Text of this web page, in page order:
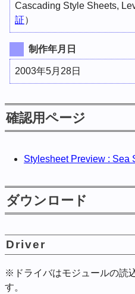
Cascading Style Sheets,
証）
制作年月日
2003年5月28日
確認用ページ
Stylesheet Preview : Sea
ダウンロード
Driver
※ドライバはモジュールの読
す。